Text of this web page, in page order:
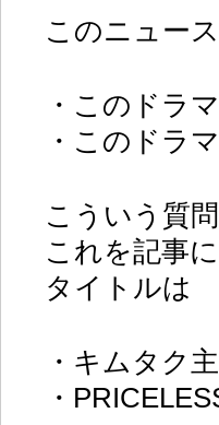
このニュー
・このドラ
・このドラ
こういう質
これを記事
タイトルは
・キムタク
・